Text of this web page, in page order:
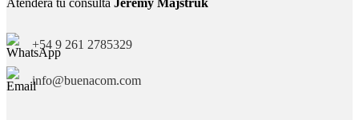
+54 9 261 2785329
info@buenacom.com